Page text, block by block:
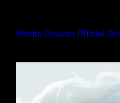
Haruto Douzen Official